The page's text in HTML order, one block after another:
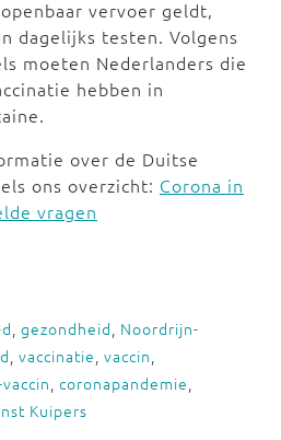
vervoer geldt,
dagelijks testen. Volgens
moeten Nederlanders die
hebben in
over de Duitse
ons overzicht: Corona in
vragen
, gezondheid, Noordrijn-
, vaccinatie, vaccin,
, coronapandemie,
Kuipers